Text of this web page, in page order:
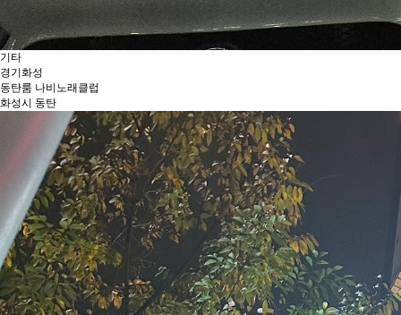
기타
경기 화성
동탄룸 나비노래클럽
화성시 동탄